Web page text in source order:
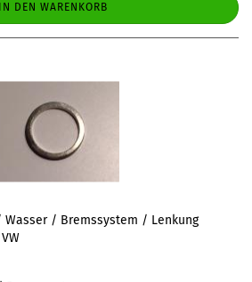
IN DEN WARENKORB
/ Bremssystem / Lenkung